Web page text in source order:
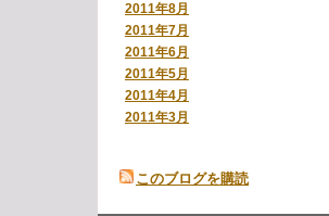
2011年8月
2011年7月
2011年6月
2011年5月
2011年4月
2011年3月
このブログを購読